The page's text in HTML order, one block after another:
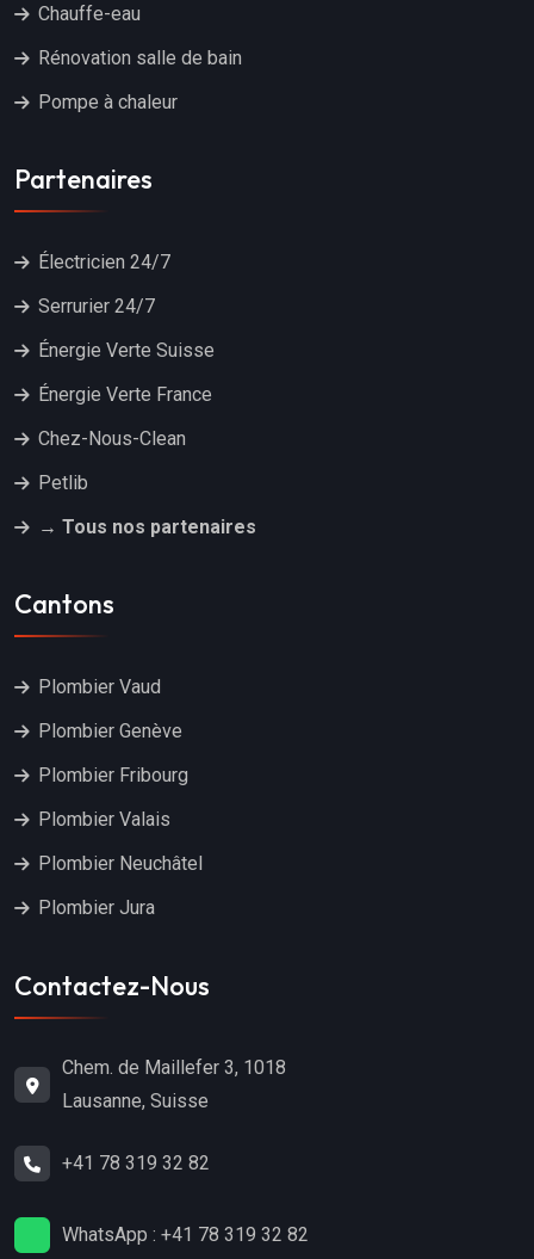
Chauffe-eau
Rénovation salle de bain
Pompe à chaleur
Partenaires
Électricien 24/7
Serrurier 24/7
Énergie Verte Suisse
Énergie Verte France
Chez-Nous-Clean
Petlib
→ Tous nos partenaires
Cantons
Plombier Vaud
Plombier Genève
Plombier Fribourg
Plombier Valais
Plombier Neuchâtel
Plombier Jura
Contactez-Nous
Chem. de Maillefer 3, 1018
Lausanne, Suisse
+41 78 319 32 82
WhatsApp : +41 78 319 32 82